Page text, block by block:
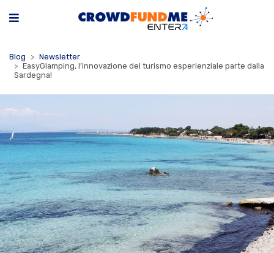
Blog
Newsletter
EasyGlamping, l’innovazione del turismo esperienziale parte dalla
Sardegna!